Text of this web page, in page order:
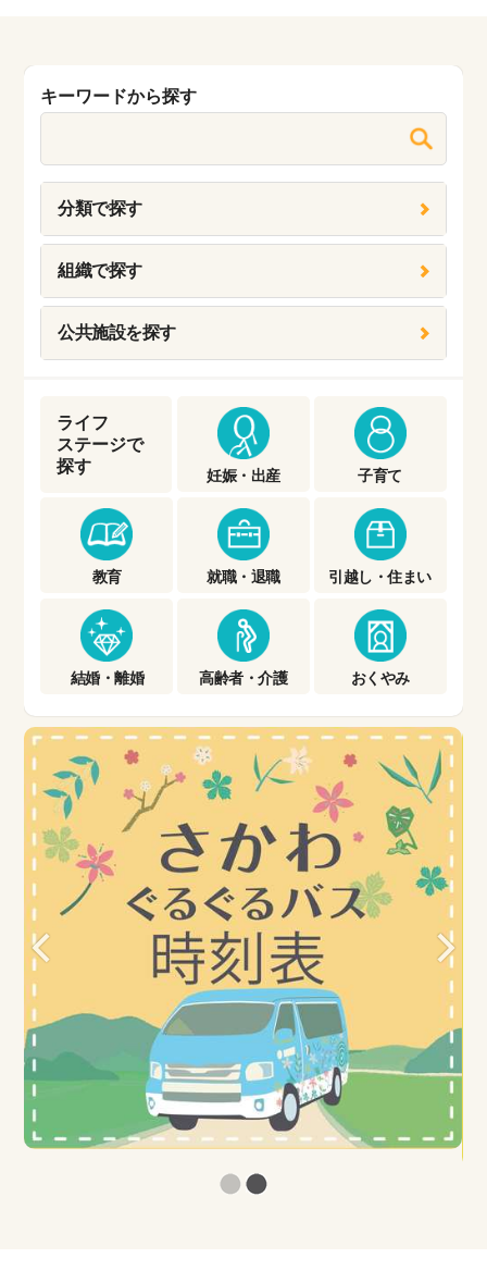
キーワードから探す
分類で探す
組織で探す
公共施設を探す
ライフ
ステージで
探す
妊娠・出産 子育て
教育 就職・退職 引越し・住まい
結婚・離婚 高齢者・介護 おくやみ